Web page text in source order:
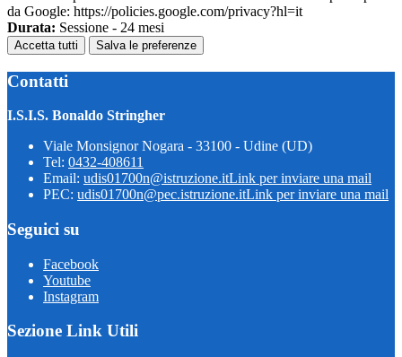
da Google: https://policies.google.com/privacy?hl=it
Durata: Sessione - 24 mesi
Accetta tutti Salva le preferenze
Contatti
I.S.I.S. Bonaldo Stringher
Viale Monsignor Nogara - 33100 - Udine (UD)
Tel: 0432-408611
Email: udis01700n@istruzione.itLink per inviare una mail
PEC: udis01700n@pec.istruzione.itLink per inviare una mail
Seguici su
Facebook
Youtube
Instagram
Sezione Link Utili